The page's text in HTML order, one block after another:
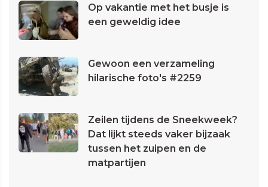
Op vakantie met het busje is
een geweldig idee
Gewoon een verzameling
hilarische foto's #2259
Zeilen tijdens de Sneekweek?
Dat lijkt steeds vaker bijzaak
tussen het zuipen en de
matpartijen